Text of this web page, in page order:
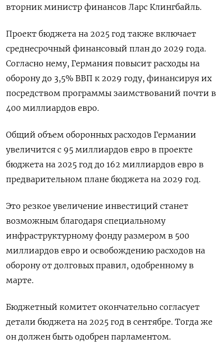
вторник министр финансов Ларс Клингбайль.
Проект бюджета на 2025 год также включает
среднесрочный финансовый план до 2029 года.
Согласно нему, Германия повысит расходы на
оборону до 3,5% ВВП к 2029 году, финансируя их
посредством программы заимствований почти в
400 миллиардов евро.
Общий объем оборонных расходов Германии
увеличится с 95 миллиардов евро в проекте
бюджета на 2025 год до 162 миллиардов евро в
предварительном плане бюджета на 2029 год.
Это резкое увеличение инвестиций станет
возможным благодаря специальному
инфраструктурному фонду размером в 500
миллиардов евро и освобождению расходов на
оборону от долговых правил, одобренному в
марте.
Бюджетный комитет окончательно согласует
детали бюджета на 2025 год в сентябре. Тогда же
он должен быть одобрен парламентом.